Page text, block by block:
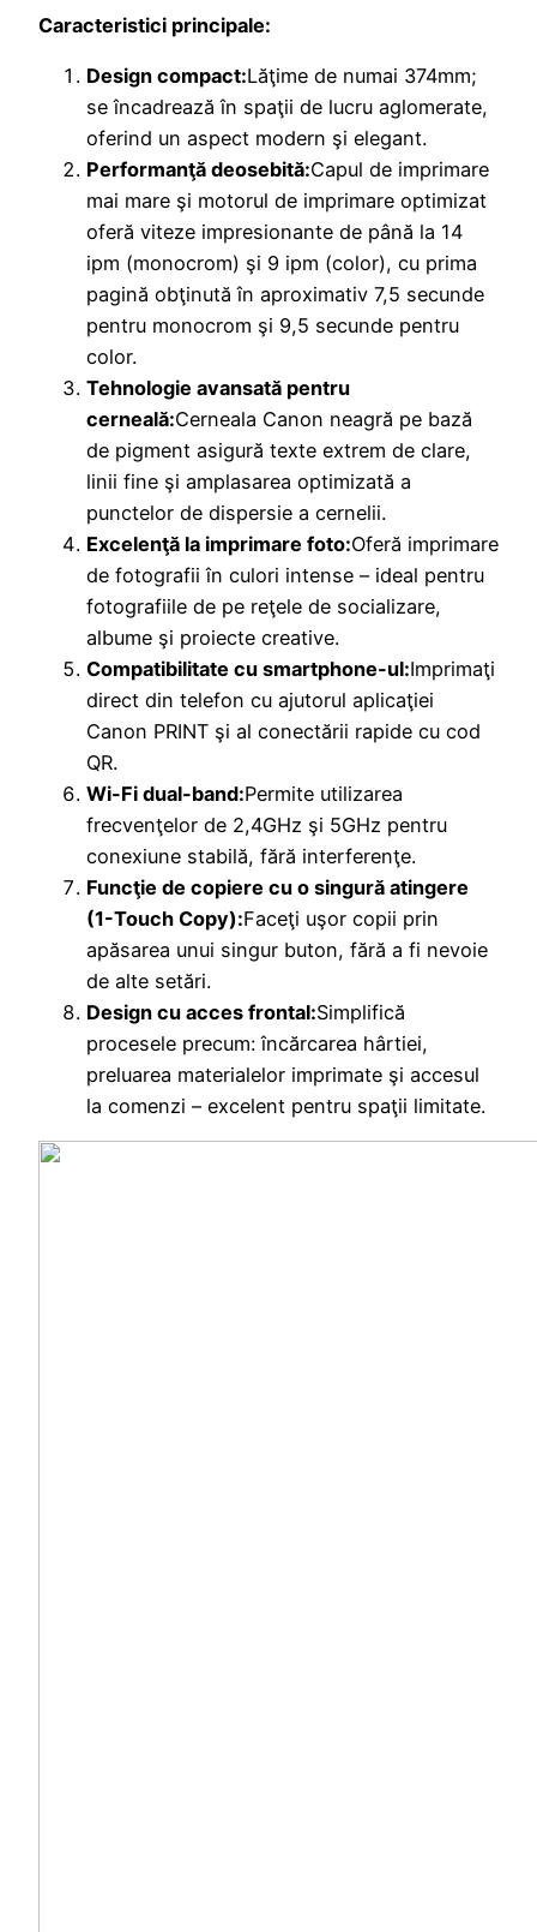
Caracteristici principale:
Design compact:Lăţime de numai 374mm;
se încadrează în spaţii de lucru aglomerate,
oferind un aspect modern şi elegant.
Performanţă deosebită:Capul de imprimare
mai mare şi motorul de imprimare optimizat
oferă viteze impresionante de până la 14
ipm (monocrom) şi 9 ipm (color), cu prima
pagină obţinută în aproximativ 7,5 secunde
pentru monocrom şi 9,5 secunde pentru
color.
Tehnologie avansată pentru
cerneală:Cerneala Canon neagră pe bază
de pigment asigură texte extrem de clare,
linii fine şi amplasarea optimizată a
punctelor de dispersie a cernelii.
Excelenţă la imprimare foto:Oferă imprimare
de fotografii în culori intense – ideal pentru
fotografiile de pe reţele de socializare,
albume şi proiecte creative.
Compatibilitate cu smartphone-ul:Imprimaţi
direct din telefon cu ajutorul aplicaţiei
Canon PRINT şi al conectării rapide cu cod
QR.
Wi-Fi dual-band:Permite utilizarea
frecvenţelor de 2,4GHz şi 5GHz pentru
conexiune stabilă, fără interferenţe.
Funcţie de copiere cu o singură atingere
(1-Touch Copy):Faceţi uşor copii prin
apăsarea unui singur buton, fără a fi nevoie
de alte setări.
Design cu acces frontal:Simplifică
procesele precum: încărcarea hârtiei,
preluarea materialelor imprimate şi accesul
la comenzi – excelent pentru spaţii limitate.